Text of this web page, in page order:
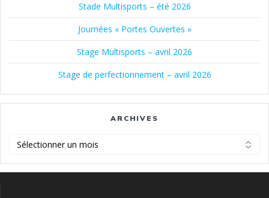
Stade Multisports – été 2026
Journées « Portes Ouvertes »
Stage Multisports – avril 2026
Stage de perfectionnement – avril 2026
ARCHIVES